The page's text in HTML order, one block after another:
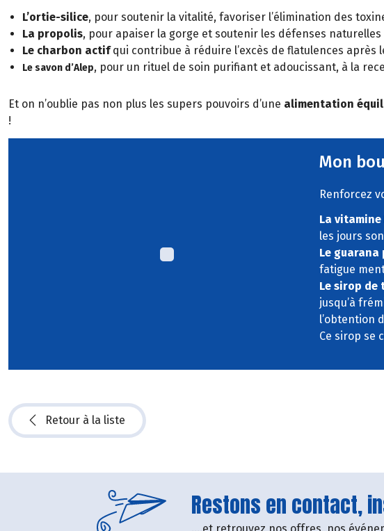
L’ortie-silice, pour soutenir la vitalité, favoriser l’élimination des
La propolis, pour apaiser la gorge et soutenir les défenses naturelles
Le charbon actifqui contribue à réduire l’excès de flatulences après
Le savon d’Alep, pour un rituel de soin purifiant et adoucissant, à la
Et on n’oublie pas non plus les supers pouvoirs d’une alimentation
!
Mon
Renforcez
La
les jours
Le guarana
fatigue
Le sirop de
jusqu’à
l’obtention
Ce sirop se
Retour à la liste
Restons en contact,